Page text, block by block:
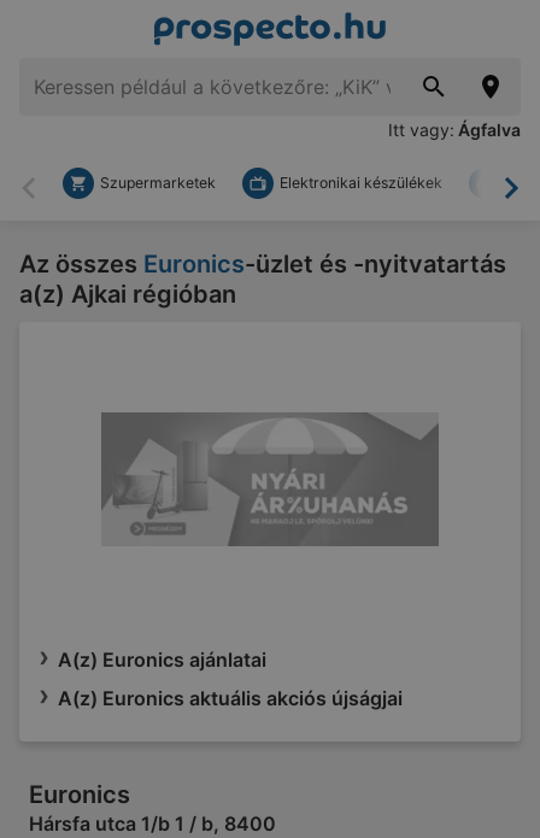
Itt vagy: Ágfalva
Vissza
Szupermarketek Elektronikai készülékek
Az összes Euronics-üzlet és -nyitvatartás
a(z) Ajkai régióban
A(z) Euronics ajánlatai
A(z) Euronics aktuális akciós újságjai
Euronics
Hársfa utca 1/b 1 / b, 8400